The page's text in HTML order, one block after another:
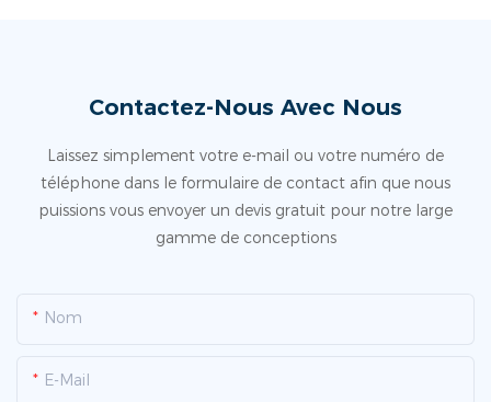
Contactez-Nous Avec Nous
Laissez simplement votre e-mail ou votre numéro de
téléphone dans le formulaire de contact afin que nous
puissions vous envoyer un devis gratuit pour notre large
gamme de conceptions
Nom
E-Mail